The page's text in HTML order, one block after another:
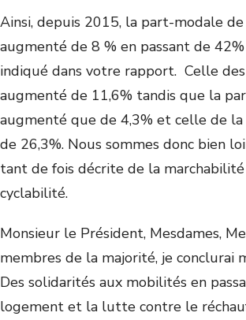
Ainsi, depuis 2015, la part-modale
augmenté de 8 % en passant de
indiqué dans votre rapport. Celle
augmenté de 11,6% tandis que la
augmenté que de 4,3% et celle de la
de 26,3%. Nous sommes donc bien
tant de fois décrite de la
cyclabilité.
Monsieur le Président, Mesdames,
membres de la majorité, je conclurai
Des solidarités aux mobilités en
logement et la lutte contre le